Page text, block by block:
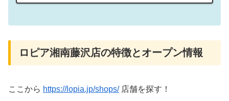
ロピア湘南藤沢店の特徴とオープン情報
ここから https://lopia.jp/shops/店舗を探す！